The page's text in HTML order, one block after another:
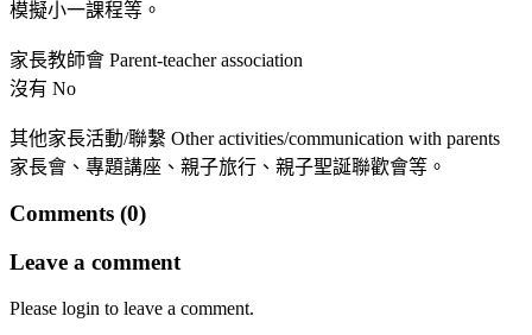
模擬小一課程等。
家長教師會 Parent-teacher association
沒有 No
其他家長活動/聯繫 Other activities/communication with parents
家長會、專題講座、親子旅行、親子聖誕聯歡會等。
Comments (0)
Leave a comment
Please login to leave a comment.